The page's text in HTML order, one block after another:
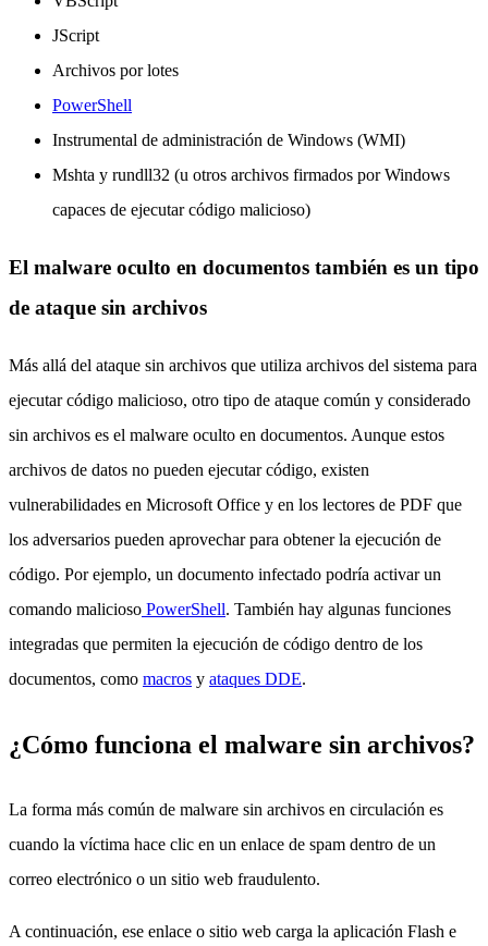
JScript
Archivos por lotes
PowerShell
Instrumental de administración de Windows (WMI)
Mshta y rundll32 (u otros archivos firmados por Windows
capaces de ejecutar código malicioso)
El malware oculto en documentos también es un tipo
de ataque sin archivos
Más allá del ataque sin archivos que utiliza archivos del sistema para
ejecutar código malicioso, otro tipo de ataque común y considerado
sin archivos es el malware oculto en documentos. Aunque estos
archivos de datos no pueden ejecutar código, existen
vulnerabilidades en Microsoft Office y en los lectores de PDF que
los adversarios pueden aprovechar para obtener la ejecución de
código. Por ejemplo, un documento infectado podría activar un
comando malicioso PowerShell. También hay algunas funciones
integradas que permiten la ejecución de código dentro de los
documentos, como macros y ataques DDE.
¿Cómo funciona el malware sin archivos?
La forma más común de malware sin archivos en circulación es
cuando la víctima hace clic en un enlace de spam dentro de un
correo electrónico o un sitio web fraudulento.
A continuación, ese enlace o sitio web carga la aplicación Flash e